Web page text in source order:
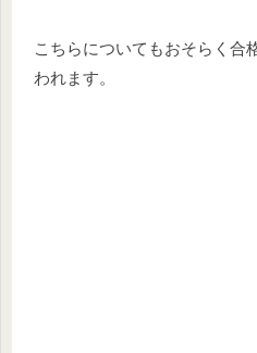
こちらについてもおそらく合
われます。